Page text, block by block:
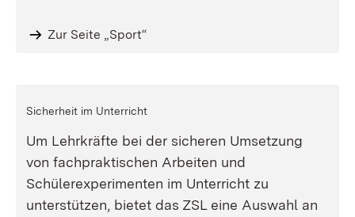
Zur Seite „Sport“
Sicherheit im Unterricht
Um Lehrkräfte bei der sicheren Umsetzung
von fachpraktischen Arbeiten und
Schülerexperimenten im Unterricht zu
unterstützen, bietet das ZSL eine Auswahl an